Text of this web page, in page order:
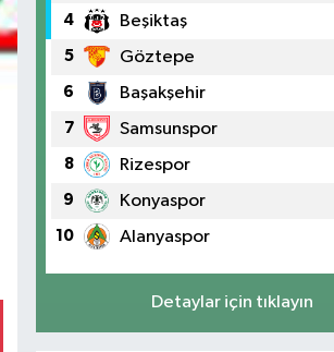
4 Beşiktaş
5 Göztepe
6 Başakşehir
7 Samsunspor
8 Rizespor
9 Konyaspor
10 Alanyaspor
Detaylar için tıklayın